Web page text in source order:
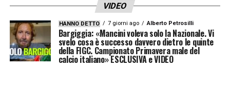
VIDEO
HANNO DETTO 7 giorni ago Alberto Petrosilli
Bargiggia: «Mancini voleva solo la Nazionale. Vi
svelo cosa è successo davvero dietro le quinte
della FIGC. Campionato Primavera male del
calcio italiano» ESCLUSIVA e VIDEO